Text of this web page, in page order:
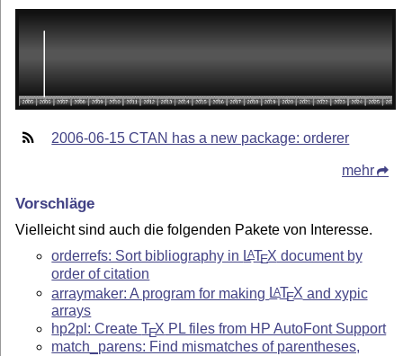
2006-06-15 CTAN has a new package: orderer
mehr
Vorschläge
Vielleicht sind auch die folgenden Pakete von Interesse.
orderrefs: Sort bibliography in LATEX document by
order of citation
arraymaker: A program for making LATEX and xypic
arrays
hp2pl: CreateTEX PL files from HP AutoFont Support
match_parens: Find mismatches of parentheses,